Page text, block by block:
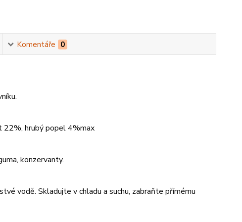
Komentáře 0
22%, hrubý popel 4%max
konzervanty.
vodě. Skladujte v chladu a suchu, zabraňte přímému